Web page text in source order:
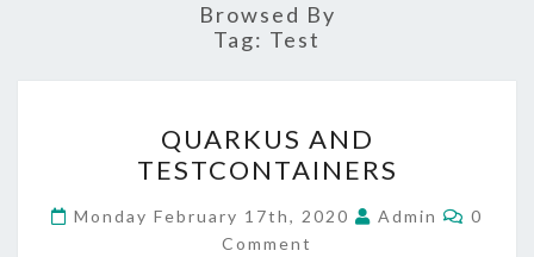
Browsed By
Tag: Test
AND
TESTCONTAINERS
QUARKUS AND
TESTCONTAINERS
Monday February 17th, 2020 Admin
0
Comment